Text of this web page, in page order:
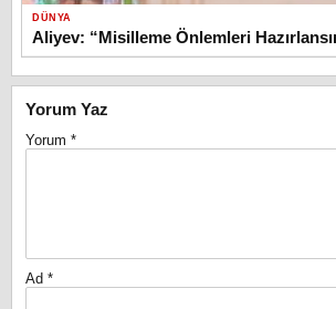
DÜNYA
Aliyev: “Misilleme Önlemleri
Yorum Yaz
Yorum *
Ad *